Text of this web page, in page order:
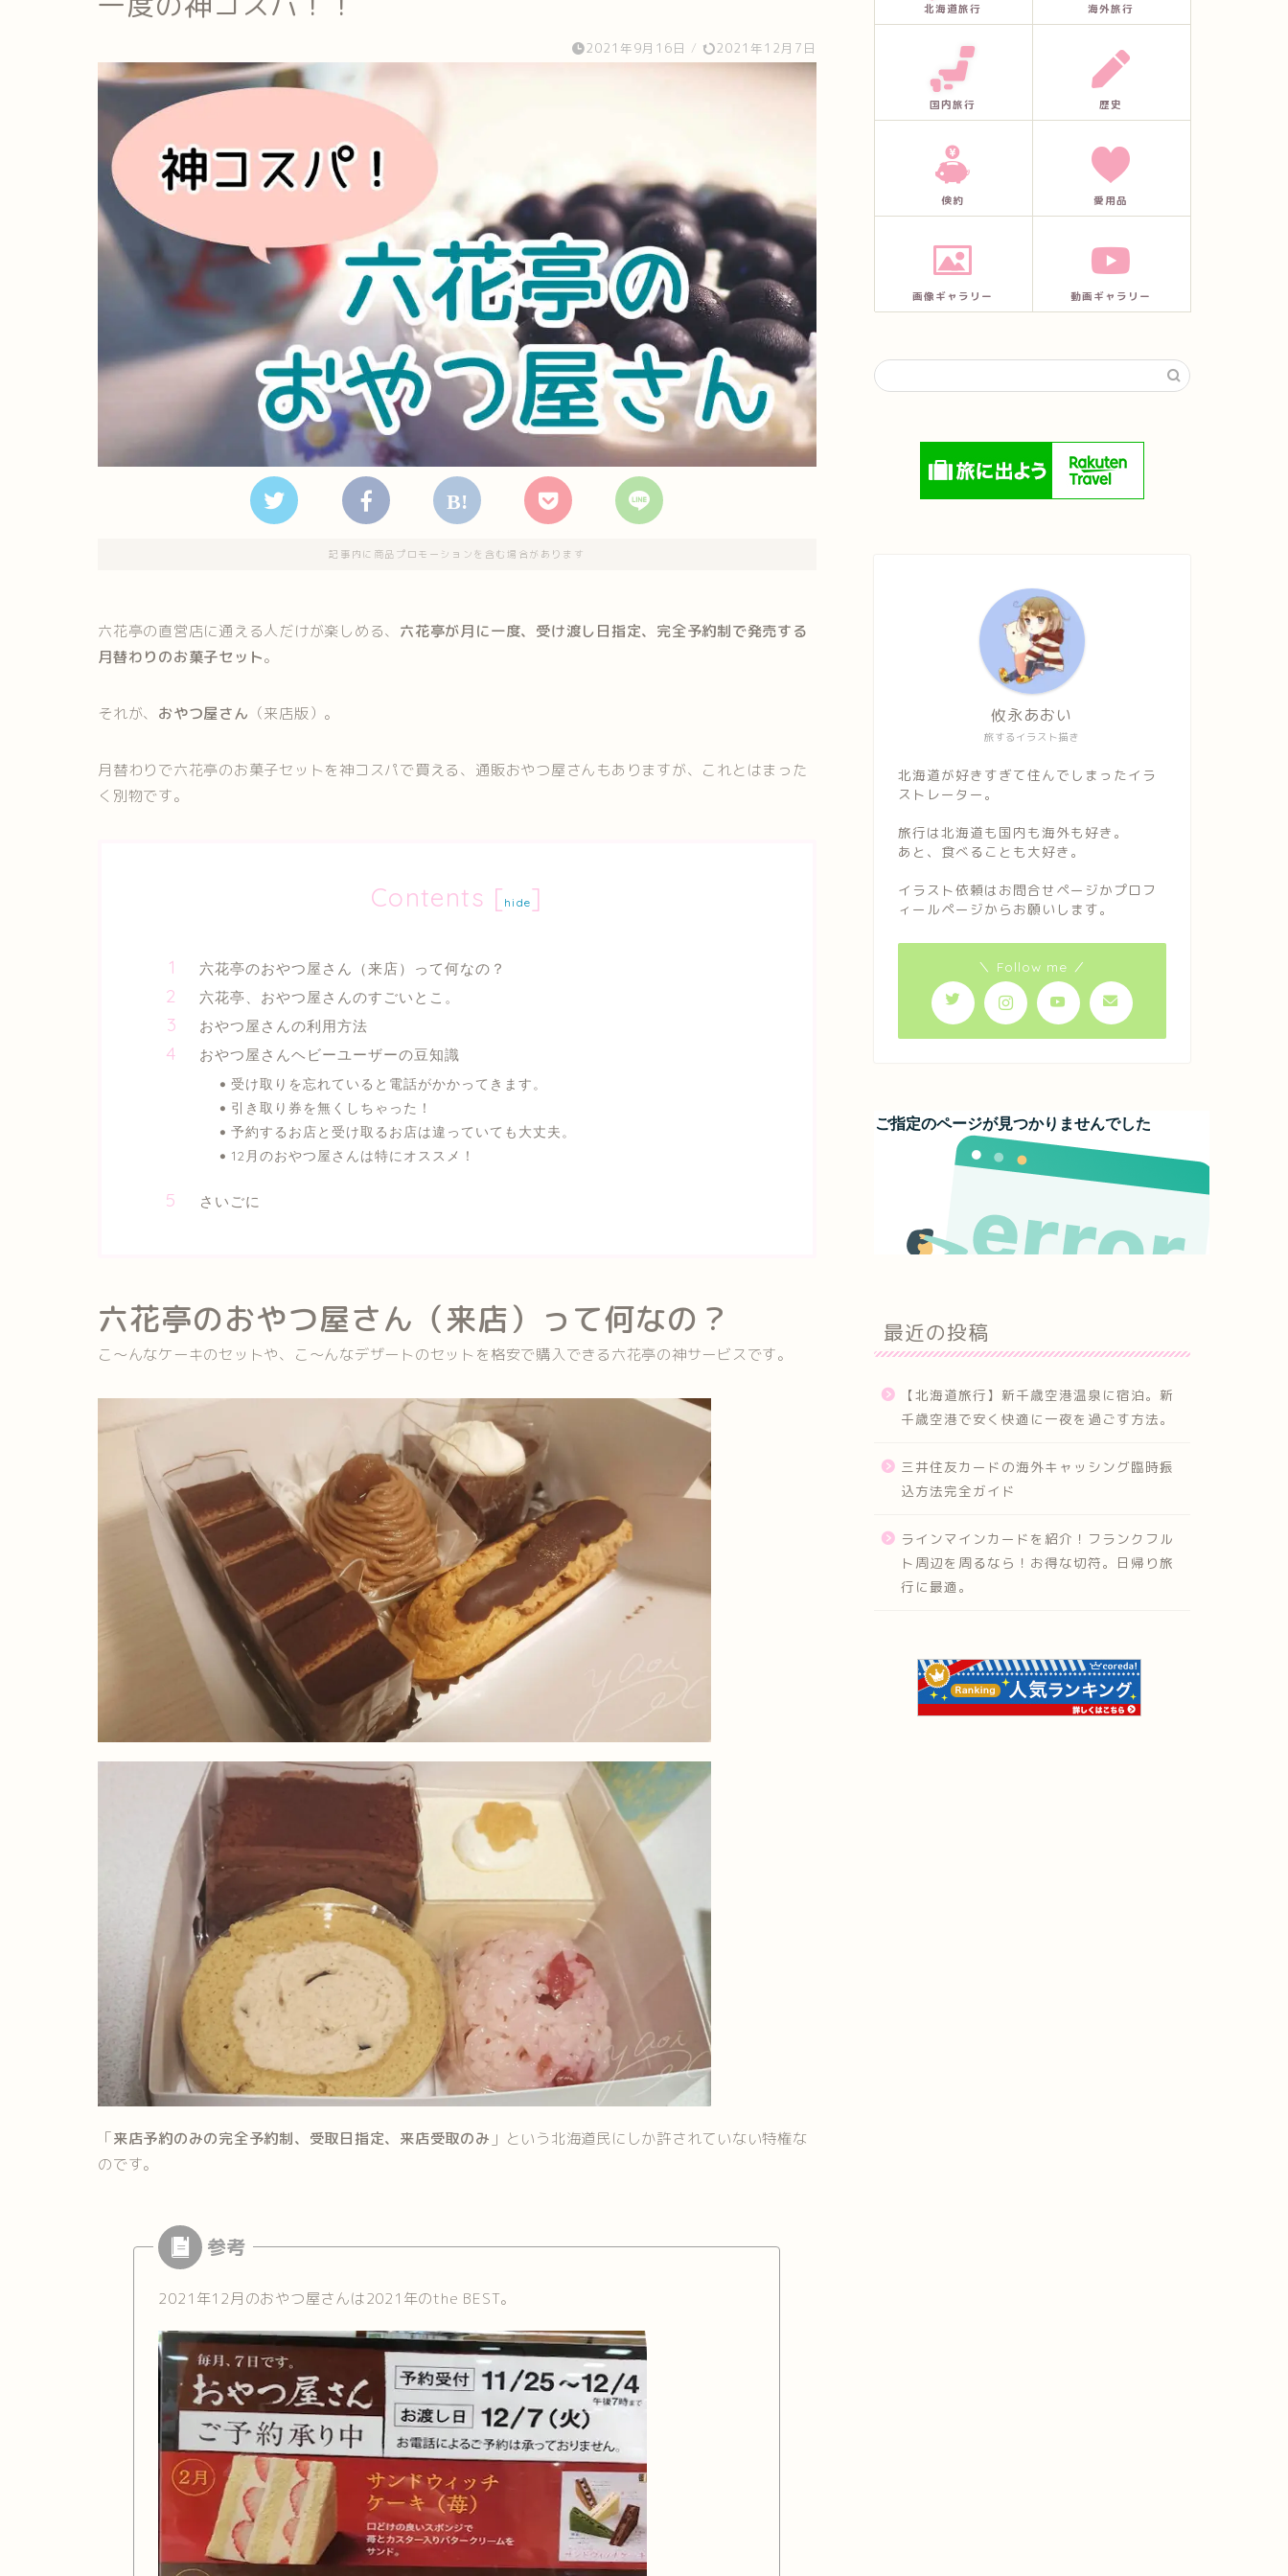
2021年9月16日 / 2021年12月7日
記事内に商品プロモーションを含む場合があります
六花亭の直営店に通える人だけが楽しめる、 六花亭が月に一度、受け渡し日指定、完全予約制で発売する
月替わりのお菓子セット。
それが、 おやつ屋さん （来店版）。
月替わりで六花亭のお菓子セットを神コスパで買える、通販おやつ屋さんもありますが、これとはまった
く別物です。
Contents [ hide]
六花亭のおやつ屋さん（来店）って何なの？
六花亭、おやつ屋さんのすごいとこ。
おやつ屋さんの利用方法
おやつ屋さんヘビーユーザーの豆知識
受け取りを忘れていると電話がかかってきます。
引き取り券を無くしちゃった！
予約するお店と受け取るお店は違っていても大丈夫。
12月のおやつ屋さんは特にオススメ！
さいごに
六花亭のおやつ屋さん（来店）って何なの？
こ～んなケーキのセットや、こ～んなデザートのセットを格安で購入できる六花亭の神サービスです。
「来店予約のみの完全予約制、受取日指定、来店受取のみ 」という北海道民にしか許されていない特権な
のです。
2021年12月のおやつ屋さんは2021年のthe BEST。
北海道旅行 海外旅行
国内旅行 歴史
倹約 愛用品
画像ギャラリー 動画ギャラリー
旅するイラスト描き
攸永あおい
北海道が好きすぎて住んでしまったイラ
ストレーター。
旅行は北海道も国内も海外も好き。
あと、食べることも大好き。
イラスト依頼はお問合せページかプロフ
ィールページからお願いします。
＼ Follow me ／
最近の投稿
【北海道旅行】新千歳空港温泉に宿泊。新
千歳空港で安く快適に一夜を過ごす方法。
三井住友カードの海外キャッシング臨時振
込方法完全ガイド
ラインマインカードを紹介！フランクフル
ト周辺を周るなら！お得な切符。日帰り旅
行に最適。